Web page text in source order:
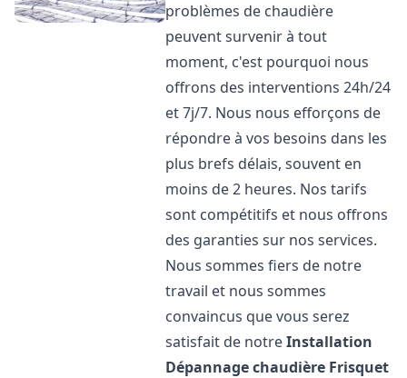
problèmes de chaudière
peuvent survenir à tout
moment, c'est pourquoi nous
offrons des interventions 24h/24
et 7j/7. Nous nous efforçons de
répondre à vos besoins dans les
plus brefs délais, souvent en
moins de 2 heures. Nos tarifs
sont compétitifs et nous offrons
des garanties sur nos services.
Nous sommes fiers de notre
travail et nous sommes
convaincus que vous serez
satisfait de notreInstallation
Dépannage chaudière Frisquet